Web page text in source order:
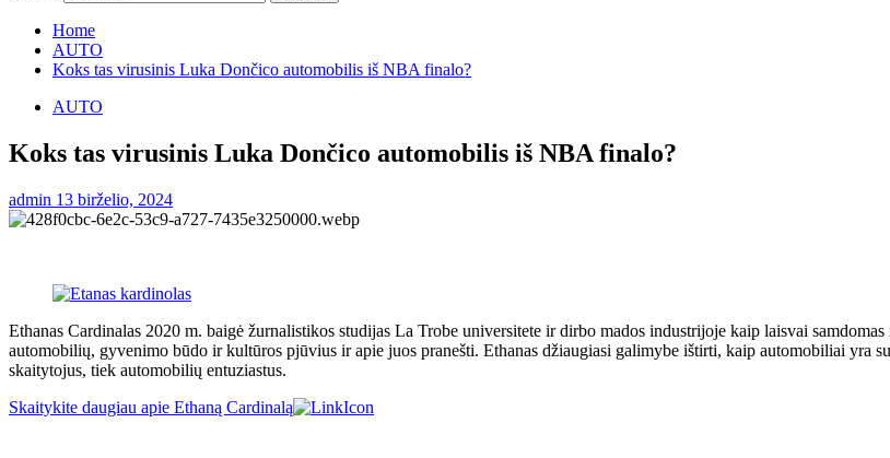
Home
AUTO
Koks tas virusinis Luka Dončico automobilis iš NBA finalo?
AUTO
Koks tas virusinis Luka Dončico automobilis iš NBA finalo?
admin 13 birželio, 2024
Ethanas Cardinalas 2020 m. baigė žurnalistikos studijas La Trobe universitete ir dirbo mados industrijoje kaip laisvai
automobilių, gyvenimo būdo ir kultūros pjūvius ir apie juos pranešti. Ethanas džiaugiasi galimybe ištirti, kaip automobiliai yra
skaitytojus, tiek automobilių entuziastus.
Skaitykite daugiau apie Ethaną Cardinalą